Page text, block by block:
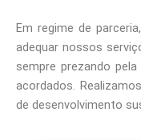
Em regime de
adequar nossos
sempre prezando
acordados.
de desenvolvimento